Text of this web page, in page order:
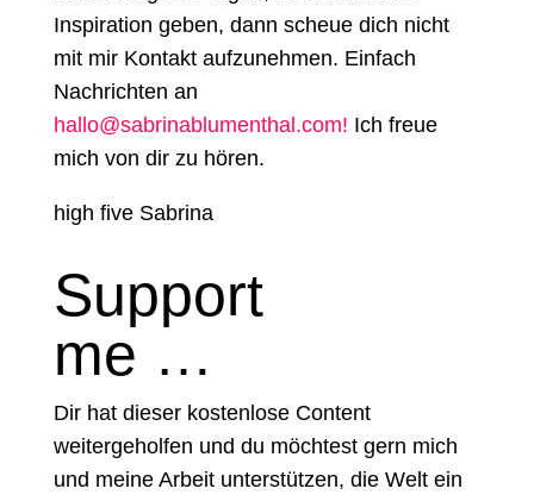
Inspiration geben, dann scheue dich nicht
mit mir Kontakt aufzunehmen. Einfach
Nachrichten an
hallo@sabrinablumenthal.com! Ich freue
mich von dir zu hören.
high five Sabrina
Support
me …
Dir hat dieser kostenlose Content
weitergeholfen und du möchtest gern mich
und meine Arbeit unterstützen, die Welt ein